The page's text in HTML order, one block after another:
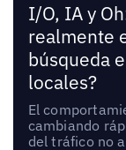
I/O, IA y
realmente
búsqueda
locales?
El
cambiando
del tráfico no